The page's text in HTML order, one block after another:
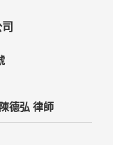
您的個人資料採用
接觸您的個人資
反保密義務者，將
時，本網站亦會嚴
程序以確定其將確
德弘 律師